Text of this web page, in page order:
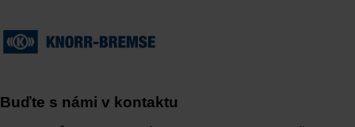
Buďte s námi v kontaktu